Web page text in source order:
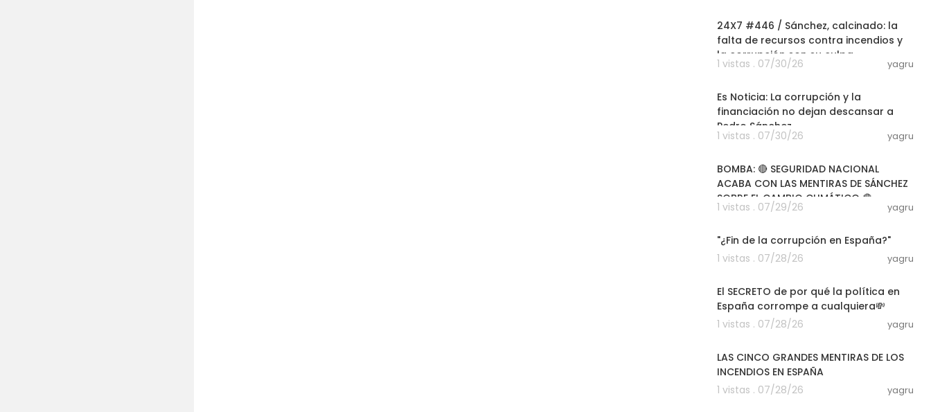
24X7 #446 / Sánchez, calcinado: la
falta de recursos contra incendios y
la corrupción son su culpa
1 vistas . 07/30/26 yagru
Es Noticia: La corrupción y la
financiación no dejan descansar a
Pedro Sánchez
1 vistas . 07/30/26 yagru
BOMBA: 🔴 SEGURIDAD NACIONAL
ACABA CON LAS MENTIRAS DE SÁNCHEZ
SOBRE EL CAMBIO CLIMÁTICO 🔴
1 vistas . 07/29/26 yagru
"¿Fin de la corrupción en España?"
1 vistas . 07/28/26
yagru
El SECRETO de por qué la política en
España corrompe a cualquiera💸
1 vistas . 07/28/26
yagru
LAS CINCO GRANDES MENTIRAS DE LOS
INCENDIOS EN ESPAÑA
1 vistas . 07/28/26
yagru